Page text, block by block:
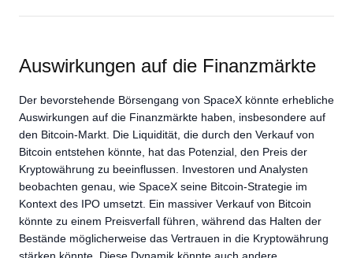
Auswirkungen auf die Finanzmärkte
Der bevorstehende Börsengang von SpaceX könnte erhebliche
Auswirkungen auf die Finanzmärkte haben, insbesondere auf
den Bitcoin-Markt. Die Liquidität, die durch den Verkauf von
Bitcoin entstehen könnte, hat das Potenzial, den Preis der
Kryptowährung zu beeinflussen. Investoren und Analysten
beobachten genau, wie SpaceX seine Bitcoin-Strategie im
Kontext des IPO umsetzt. Ein massiver Verkauf von Bitcoin
könnte zu einem Preisverfall führen, während das Halten der
Bestände möglicherweise das Vertrauen in die Kryptowährung